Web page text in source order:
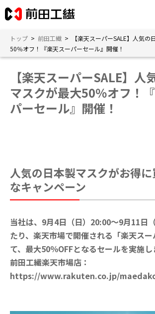
トップ > 前田工繊 >
【楽天スーパーSALE】人気
50％オフ！『楽天スーパーセール』開催！
【楽天スーパーSALE】人
マスクが最大50％オフ！
パーセール』開催！
人気の日本製マスクがお得
なキャンペーン
当社は、9月4日（日）20:00～9月11日
たり、楽天市場で開催される「楽天ス
て、最大50％OFFとなるセールを実施し
前田工繊楽天市場店：
https://www.rakuten.co.jp/